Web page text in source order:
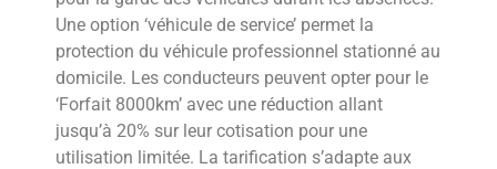
Une option ‘véhicule de service’ permet la
protection du véhicule professionnel stationné au
domicile. Les conducteurs peuvent opter pour le
‘Forfait 8000km’ avec une réduction allant
jusqu’à 20% sur leur cotisation pour une
utilisation limitée. La tarification s’adapte aux